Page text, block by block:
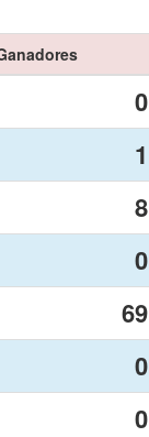
0
1
8
0
69
0
0